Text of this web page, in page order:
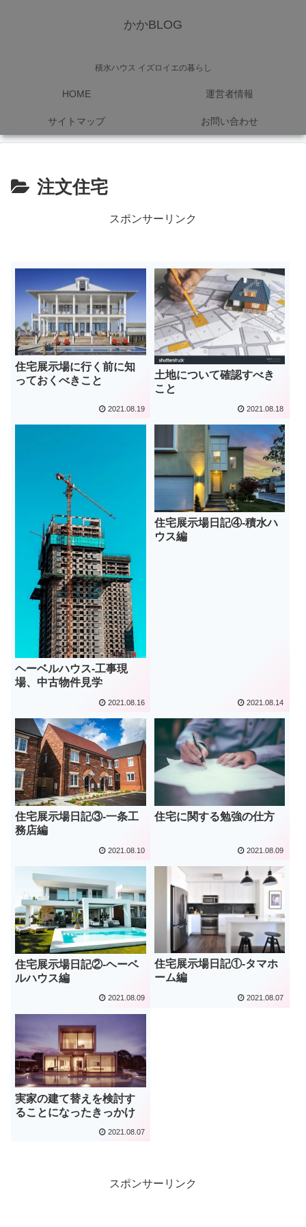
かかBLOG
積水ハウス イズロイエの暮らし
HOME 運営者情報
サイトマップ お問い合わせ
注文住宅
スポンサーリンク
住宅展示場に行く前に知
っておくべきこと
2021.08.19
土地について確認すべき
こと
2021.08.18
ヘーベルハウス-工事現
場、中古物件見学
2021.08.16
住宅展示場日記④-積水ハ
ウス編
2021.08.14
住宅展示場日記③-一条工
務店編
2021.08.10
住宅に関する勉強の仕方
2021.08.09
住宅展示場日記②-ヘーベ
ルハウス編
2021.08.09
住宅展示場日記①-タマホ
ーム編
2021.08.07
実家の建て替えを検討す
ることになったきっかけ
2021.08.07
スポンサーリンク